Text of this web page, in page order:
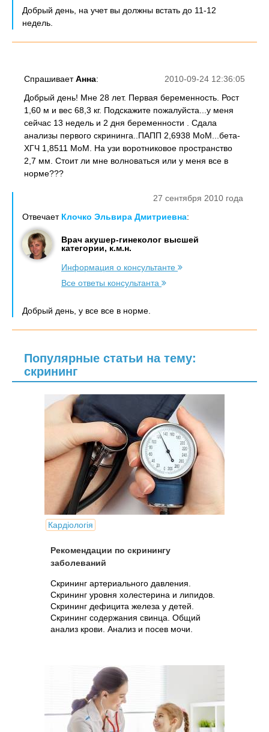
Добрый день, на учет вы должны встать до 11-12
недель.
2010-09-24 12:36:05
СпрашиваетАнна:
Добрый день! Мне 28 лет. Первая беременность. Рост
1,60 м и вес 68,3 кг. Подскажите пожалуйста...у меня
сейчас 13 недель и 2 дня беременности . Сдала
анализы первого скрининга..ПАПП 2,6938 МоМ...бета-
ХГЧ 1,8511 МоМ. На узи воротниковое пространство
2,7 мм. Стоит ли мне волноваться или у меня все в
норме???
27 сентября 2010 года
Отвечает Клочко Эльвира Дмитриевна:
Врач акушер-гинеколог высшей
категории, к.м.н.
Информация о консультанте
Все ответы консультанта
Добрый день, у все все в норме.
Популярные статьи на тему:
скрининг
Кардіологія
Рекомендации по скринингу
заболеваний
Скрининг артериального давления.
Скрининг уровня холестерина и липидов.
Скрининг дефицита железа у детей.
Скрининг содержания свинца. Общий
анализ крови. Анализ и посев мочи.